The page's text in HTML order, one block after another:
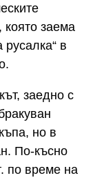
заема
русалка“ в
заедно с
но в
По-късно
по време на